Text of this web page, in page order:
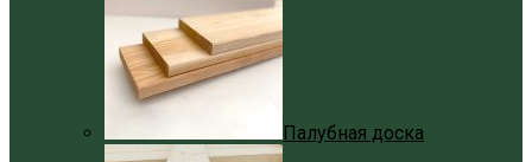
Палубная доска